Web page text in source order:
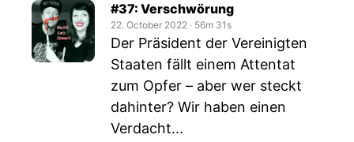
#37: Verschwörung
22. October 2022 ‧ 56m 31s
Der Präsident der Vereinigten
Staaten fällt einem Attentat
zum Opfer – aber wer steckt
dahinter? Wir haben einen
Verdacht...